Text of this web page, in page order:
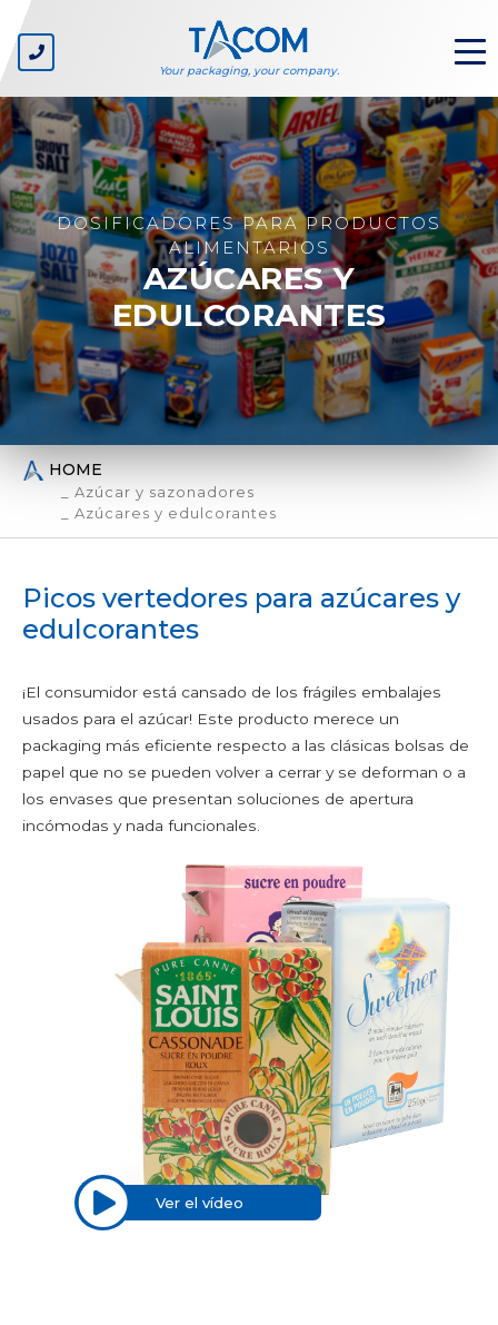
Your packaging, your company.
QUIÉNES
SOMOS
Nuestra empresa
Nuestros valores
Ecosostenibilidad
SECTORES
Gran distribución – marcas blancas
Productores de bienes de consumo corriente
Fabricantes de cajas de cartón
Diseñadores de packaging
PICOS VERTEDORES
CERTIFICACIONES
NEWS
PRODUCTOS ALIMENTARIOS
Aditivos y alimentos en polvo
Aditivos alimentarios
Comida para bebés
Comida saludable
Té, café y bebidas instantáneas
Cereales y legumbres
Cereales en grano y de desayuno
Semillas y legumbres
Azúcar y sazonadores
Condimentos congelados
Condimentos y especias
Golosinas y decoraciones de repostería
Azúcares y edulcorantes
DOSIFICADORES PARA PRODUCTOS
ALIMENTARIOS
AZÚCARES Y
EDULCORANTES
HOME
_ Azúcar y sazonadores
_ Azúcares y edulcorantes
Picos vertedores para azúcares y
edulcorantes
¡El consumidor está cansado de los frágiles embalajes
usados para el azúcar! Este producto merece un
packaging más eficiente respecto a las clásicas bolsas de
papel que no se pueden volver a cerrar y se deforman o a
los envases que presentan soluciones de apertura
incómodas y nada funcionales.
Ver el vídeo